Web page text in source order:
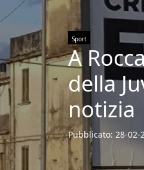
Sport
A
della
notizia
Pubblicato: 28-02-